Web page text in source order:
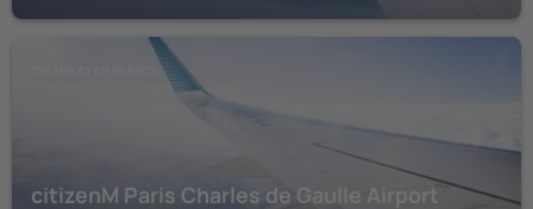
citizenM Paris Charles de Gaulle Airport